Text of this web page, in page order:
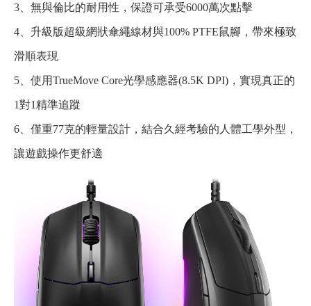
3、無與倫比的耐用性，保證可承受6000萬次點擊
4、升級版超級網狀傘繩線材與100% PTFE鼠腳，帶來極致
滑順表現
5、使用TrueMove Core光學感應器(8.5K DPI)，實現真正的
1對1精準追蹤
6、僅重77克的輕量設計，結合久經考驗的人體工學外型，
讓遊戲操作更舒適